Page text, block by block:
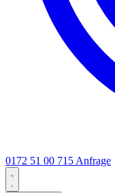
0172 51 00 715 Anfrage